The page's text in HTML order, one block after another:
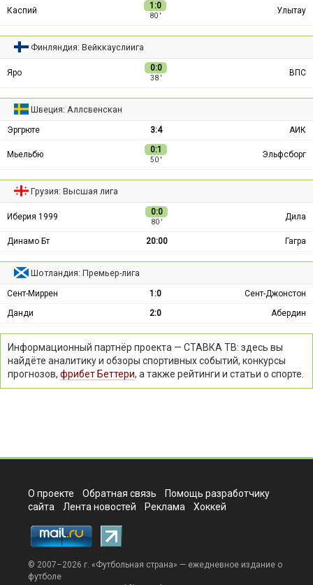
Каспий 1:0
80 ′
Улытау
Финляндия: Вейккауслиига
Яро 0:0
38 ′
ВПС
Швеция: Аллсвенскан
Эргрюте 3:4 АИК
Мьельбю 0:1
50 ′
Эльфсборг
Грузия: Высшая лига
Иберия 1999 0:0
80 ′
Дила
Динамо Бт 20:00 Гагра
Шотландия: Премьер-лига
Сент-Миррен 1:0
Сент-Джонстон
Данди
2:0 Абердин
Информационный партнёр проекта — СТАВКА ТВ: здесь вы
найдёте аналитику и обзоры спортивных событий, конкурсы
прогнозов, фрибет Беттери, а также рейтинги и статьи о спорте.
О проекте Обратная связь
Помощь разработчику
сайта
Лента новостей Реклама Хоккей
© 2007–2026 г. «Футбольная страна» — ежедневное издание о
футболе